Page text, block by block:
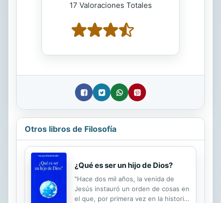
17 Valoraciones Totales
Otros libros de Filosofía
¿Qué es ser un hijo de Dios?
"Hace dos mil años, la venida de
Jesús instauró un orden de cosas en
el que, por primera vez en la historia